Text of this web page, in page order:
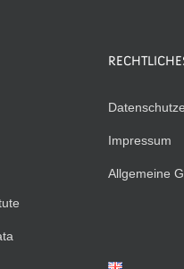
Impressum
Allgemeine